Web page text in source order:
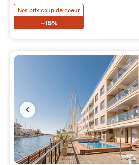
Nos prix coup de coeur
-15%